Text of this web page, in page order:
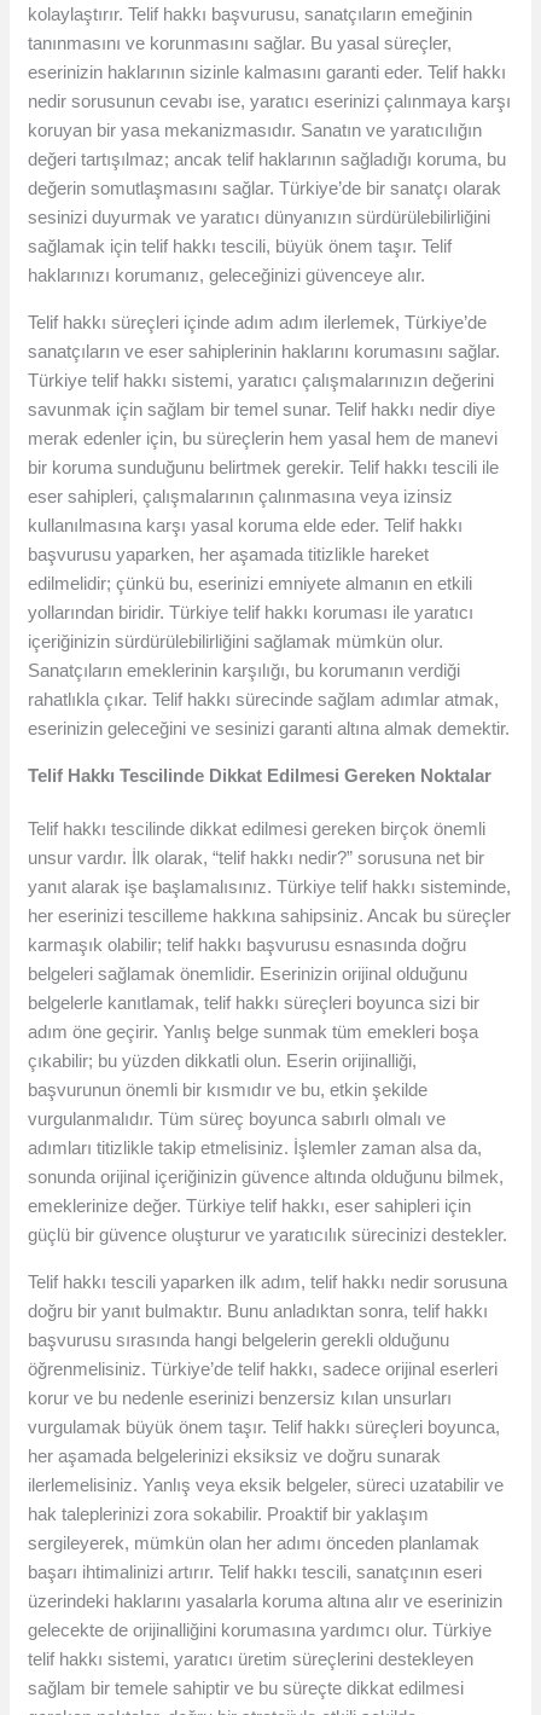
kolaylaştırır. Telif hakkı başvurusu, sanatçıların emeğinin
tanınmasını ve korunmasını sağlar. Bu yasal süreçler,
eserinizin haklarının sizinle kalmasını garanti eder. Telif hakkı
nedir sorusunun cevabı ise, yaratıcı eserinizi çalınmaya karşı
koruyan bir yasa mekanizmasıdır. Sanatın ve yaratıcılığın
değeri tartışılmaz; ancak telif haklarının sağladığı koruma, bu
değerin somutlaşmasını sağlar. Türkiye’de bir sanatçı olarak
sesinizi duyurmak ve yaratıcı dünyanızın sürdürülebilirliğini
sağlamak için telif hakkı tescili, büyük önem taşır. Telif
haklarınızı korumanız, geleceğinizi güvenceye alır.
Telif hakkı süreçleri içinde adım adım ilerlemek, Türkiye’de
sanatçıların ve eser sahiplerinin haklarını korumasını sağlar.
Türkiye telif hakkı sistemi, yaratıcı çalışmalarınızın değerini
savunmak için sağlam bir temel sunar. Telif hakkı nedir diye
merak edenler için, bu süreçlerin hem yasal hem de manevi
bir koruma sunduğunu belirtmek gerekir. Telif hakkı tescili ile
eser sahipleri, çalışmalarının çalınmasına veya izinsiz
kullanılmasına karşı yasal koruma elde eder. Telif hakkı
başvurusu yaparken, her aşamada titizlikle hareket
edilmelidir; çünkü bu, eserinizi emniyete almanın en etkili
yollarından biridir. Türkiye telif hakkı koruması ile yaratıcı
içeriğinizin sürdürülebilirliğini sağlamak mümkün olur.
Sanatçıların emeklerinin karşılığı, bu korumanın verdiği
rahatlıkla çıkar. Telif hakkı sürecinde sağlam adımlar atmak,
eserinizin geleceğini ve sesinizi garanti altına almak demektir.
Telif Hakkı Tescilinde Dikkat Edilmesi Gereken Noktalar
Telif hakkı tescilinde dikkat edilmesi gereken birçok önemli
unsur vardır. İlk olarak, “telif hakkı nedir?” sorusuna net bir
yanıt alarak işe başlamalısınız. Türkiye telif hakkı sisteminde,
her eserinizi tescilleme hakkına sahipsiniz. Ancak bu süreçler
karmaşık olabilir; telif hakkı başvurusu esnasında doğru
belgeleri sağlamak önemlidir. Eserinizin orijinal olduğunu
belgelerle kanıtlamak, telif hakkı süreçleri boyunca sizi bir
adım öne geçirir. Yanlış belge sunmak tüm emekleri boşa
çıkabilir; bu yüzden dikkatli olun. Eserin orijinalliği,
başvurunun önemli bir kısmıdır ve bu, etkin şekilde
vurgulanmalıdır. Tüm süreç boyunca sabırlı olmalı ve
adımları titizlikle takip etmelisiniz. İşlemler zaman alsa da,
sonunda orijinal içeriğinizin güvence altında olduğunu bilmek,
emeklerinize değer. Türkiye telif hakkı, eser sahipleri için
güçlü bir güvence oluşturur ve yaratıcılık sürecinizi destekler.
Telif hakkı tescili yaparken ilk adım, telif hakkı nedir sorusuna
doğru bir yanıt bulmaktır. Bunu anladıktan sonra, telif hakkı
başvurusu sırasında hangi belgelerin gerekli olduğunu
öğrenmelisiniz. Türkiye’de telif hakkı, sadece orijinal eserleri
korur ve bu nedenle eserinizi benzersiz kılan unsurları
vurgulamak büyük önem taşır. Telif hakkı süreçleri boyunca,
her aşamada belgelerinizi eksiksiz ve doğru sunarak
ilerlemelisiniz. Yanlış veya eksik belgeler, süreci uzatabilir ve
hak taleplerinizi zora sokabilir. Proaktif bir yaklaşım
sergileyerek, mümkün olan her adımı önceden planlamak
başarı ihtimalinizi artırır. Telif hakkı tescili, sanatçının eseri
üzerindeki haklarını yasalarla koruma altına alır ve eserinizin
gelecekte de orijinalliğini korumasına yardımcı olur. Türkiye
telif hakkı sistemi, yaratıcı üretim süreçlerini destekleyen
sağlam bir temele sahiptir ve bu süreçte dikkat edilmesi